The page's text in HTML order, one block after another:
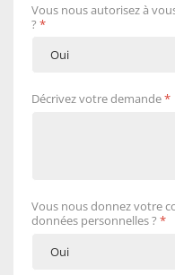
Vous nous autorisez à
? *
Décrivez votre demande*
Vous nous donnez votre
données personnelles ? *